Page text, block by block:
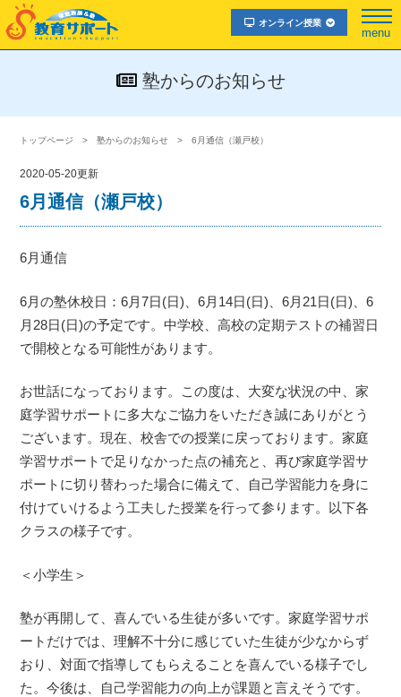
オンライン授業
menu
塾からのお知らせ
トップページ 塾からのお知らせ 6月通信（瀬戸校）
2020-05-20更新
6月通信（瀬戸校）
6月通信
6月の塾休校日：6月7日(日)、6月14日(日)、6月21日(日)、6
月28日(日)の予定です。中学校、高校の定期テストの補習日
で開校となる可能性があります。
お世話になっております。この度は、大変な状況の中、家
庭学習サポートに多大なご協力をいただき誠にありがとう
ございます。現在、校舎での授業に戻っております。家庭
学習サポートで足りなかった点の補充と、再び家庭学習サ
ポートに切り替わった場合に備えて、自己学習能力を身に
付けていけるよう工夫した授業を行って参ります。以下各
クラスの様子です。
＜小学生＞
塾が再開して、喜んでいる生徒が多いです。家庭学習サポ
ートだけでは、理解不十分に感じていた生徒が少なからず
おり、対面で指導してもらえることを喜んでいる様子でし
た。今後は、自己学習能力の向上が課題と言えそうです。